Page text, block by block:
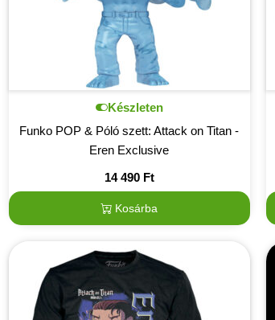
Készleten
Funko POP & Póló szett: Attack on Titan -
Eren Exclusive
14 490 Ft
Kosárba